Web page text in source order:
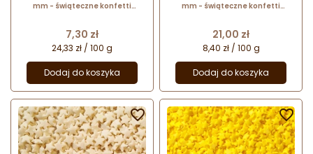
mm - świąteczne konfetti
Cena
7,30 zł
24,33 zł / 100 g
Dodaj do koszyka
mm - świąteczne konfetti
Cena
21,00 zł
8,40 zł / 100 g
Dodaj do koszyka
 